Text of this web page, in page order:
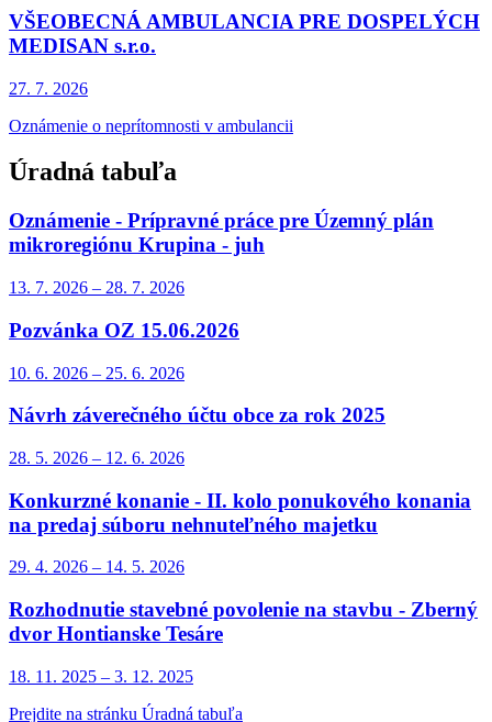
VŠEOBECNÁ AMBULANCIA PRE DOSPELÝCH
MEDISAN s.r.o.
27. 7. 2026
Oznámenie o neprítomnosti v ambulancii
Úradná tabuľa
Oznámenie - Prípravné práce pre Územný plán
mikroregiónu Krupina - juh
13. 7. 2026 – 28. 7. 2026
Pozvánka OZ 15.06.2026
10. 6. 2026 – 25. 6. 2026
Návrh záverečného účtu obce za rok 2025
28. 5. 2026 – 12. 6. 2026
Konkurzné konanie - II. kolo ponukového konania
na predaj súboru nehnuteľného majetku
29. 4. 2026 – 14. 5. 2026
Rozhodnutie stavebné povolenie na stavbu - Zberný
dvor Hontianske Tesáre
18. 11. 2025 – 3. 12. 2025
Prejdite na stránku Úradná tabuľa